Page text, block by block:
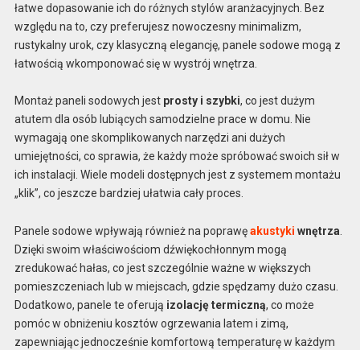
łatwe dopasowanie ich do różnych stylów aranżacyjnych. Bez
względu na to, czy preferujesz nowoczesny minimalizm,
rustykalny urok, czy klasyczną elegancję, panele sodowe mogą z
łatwością wkomponować się w wystrój wnętrza.
Montaż paneli sodowych jest prosty i szybki, co jest dużym
atutem dla osób lubiących samodzielne prace w domu. Nie
wymagają one skomplikowanych narzędzi ani dużych
umiejętności, co sprawia, że każdy może spróbować swoich sił w
ich instalacji. Wiele modeli dostępnych jest z systemem montażu
„klik”, co jeszcze bardziej ułatwia cały proces.
Panele sodowe wpływają również na poprawęakustyki wnętrza.
Dzięki swoim właściwościom dźwiękochłonnym mogą
zredukować hałas, co jest szczególnie ważne w większych
pomieszczeniach lub w miejscach, gdzie spędzamy dużo czasu.
Dodatkowo, panele te oferują izolację termiczną, co może
pomóc w obniżeniu kosztów ogrzewania latem i zimą,
zapewniając jednocześnie komfortową temperaturę w każdym